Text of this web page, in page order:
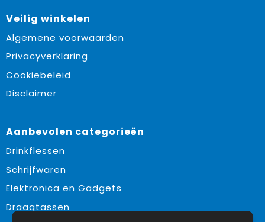
Veilig winkelen
Algemene voorwaarden
Privacyverklaring
Cookiebeleid
Disclaimer
Aanbevolen categorieën
Drinkflessen
Schrijfwaren
Elektronica en Gadgets
Draagtassen